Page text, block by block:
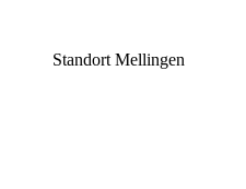
Standort Mellingen